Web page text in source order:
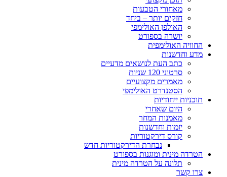
מאחורי הטבעות
חזקים יותר – ביחד
האולפן האולימפי
יושרה בספורט
החוויה האולימפית
מדע וחדשנות
כתב העת לנושאים מדעיים
סרטוני 120 שניות
מאמרים מקצועיים
הסטנדרט האולימפי
תוכניות ייחודיות
היום שאחרי
מאמנות המחר
יזמות וחדשנות
קורס דירקטוריות
נבחרת הדירקטוריות חדש
הטרדה מינית ומוגנות בספורט
תלונה על הטרדה מינית
צרו קשר